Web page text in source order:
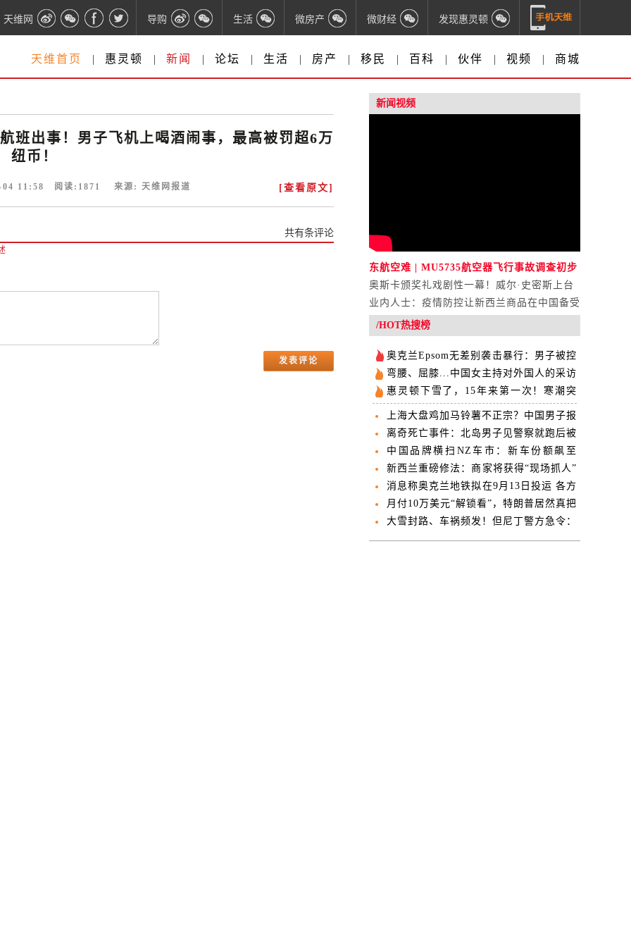
天维网 导购 生活 微房产 微财经 发现惠灵顿
天维首页 | 惠灵顿 | 新闻 | 论坛 | 生活 | 房产 | 移民 | 百科 | 伙伴 | 视频 | 商城
班出事！男子飞机上喝酒闹事，最高被罚超6万
纽币！
04 11:58 阅读: 1871 来源: 天维网报道 [查看原文]
共有条评论
新闻视频
东航空难 | MU5735航空器飞行事故调查初步
报告公布
奥斯卡颁奖礼戏剧性一幕！威尔·史密斯上台
打人
业内人士：疫情防控让新西兰商品在中国备受
欢迎
/HOT热搜榜
奥克兰Epsom无差别袭击暴行：男子被控
14项罪名
弯腰、屈膝...中国女主持对外国人的采访
姿态引爆网络
惠灵顿下雪了，15年来第一次！寒潮突
袭未来两天迎强降温
上海大盘鸡加马铃薯不正宗？中国男子报
警称被“欺诈”
离奇死亡事件：北岛男子见警察就跑后被
发现身亡 未被通缉或追捕
中国品牌横扫NZ车市：新车份额飙至
26.2%，五家杀入前十五
新西兰重磅修法：商家将获得“现场抓人”
权
消息称奥克兰地铁拟在9月13日投运 各方
守口如瓶
月付10万美元“解锁看”，特朗普居然真把
“发帖”做成了生意
大雪封路、车祸频发！但尼丁警方急令：
非必要不出行